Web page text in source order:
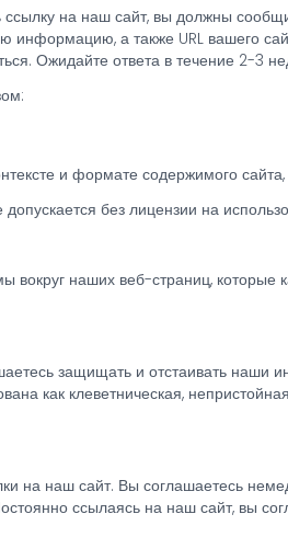
на наш сайт, вы должны
а также URL вашего
Ожидайте ответа в течение 2-3
и формате содержимого
без лицензии на
наших веб-страниц,
защищать и отстаивать наши
как клеветническая,
на наш сайт. Вы соглашаетесь
ссылаясь на наш сайт, вы